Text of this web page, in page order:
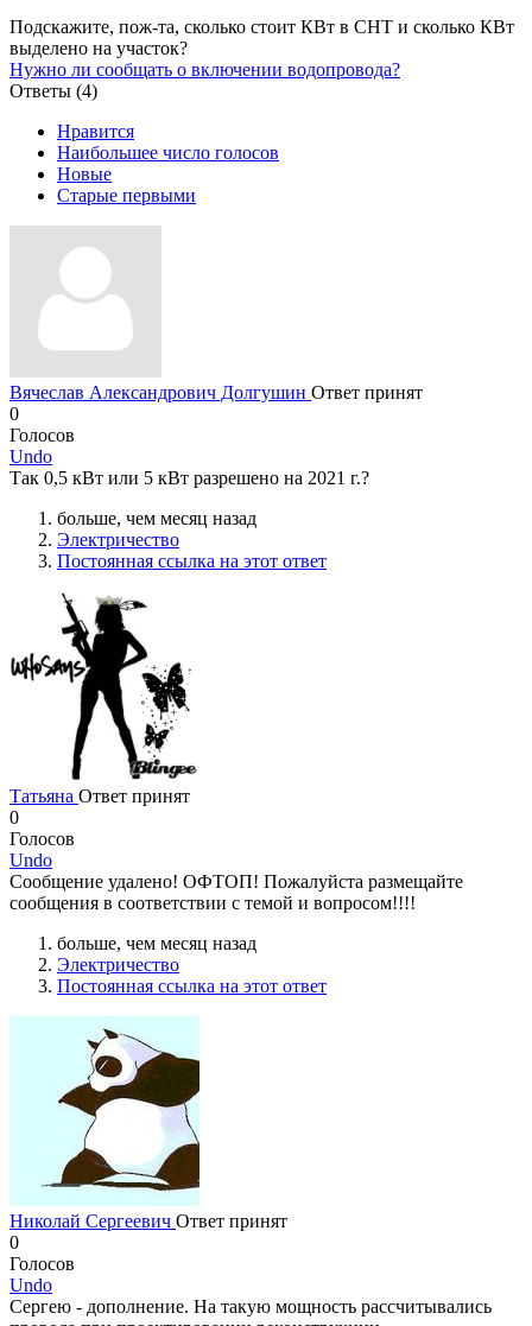
Подскажите, пож-та, сколько стоит КВт в СНТ и сколько КВт
выделено на участок?
Нужно ли сообщать о включении водопровода?
Ответы (4)
Нравится
Наибольшее число голосов
Новые
Старые первыми
Вячеслав Александрович Долгушин Ответ принят
0
Голосов
Undo
Так 0,5 кВт или 5 кВт разрешено на 2021 г.?
больше, чем месяц назад
Электричество
Постоянная ссылка на этот ответ
Татьяна Ответ принят
0
Голосов
Undo
Сообщение удалено! ОФТОП! Пожалуйста размещайте
сообщения в соответствии с темой и вопросом!!!!
больше, чем месяц назад
Электричество
Постоянная ссылка на этот ответ
Николай Сергеевич Ответ принят
0
Голосов
Undo
Сергею - дополнение. На такую мощность рассчитывались